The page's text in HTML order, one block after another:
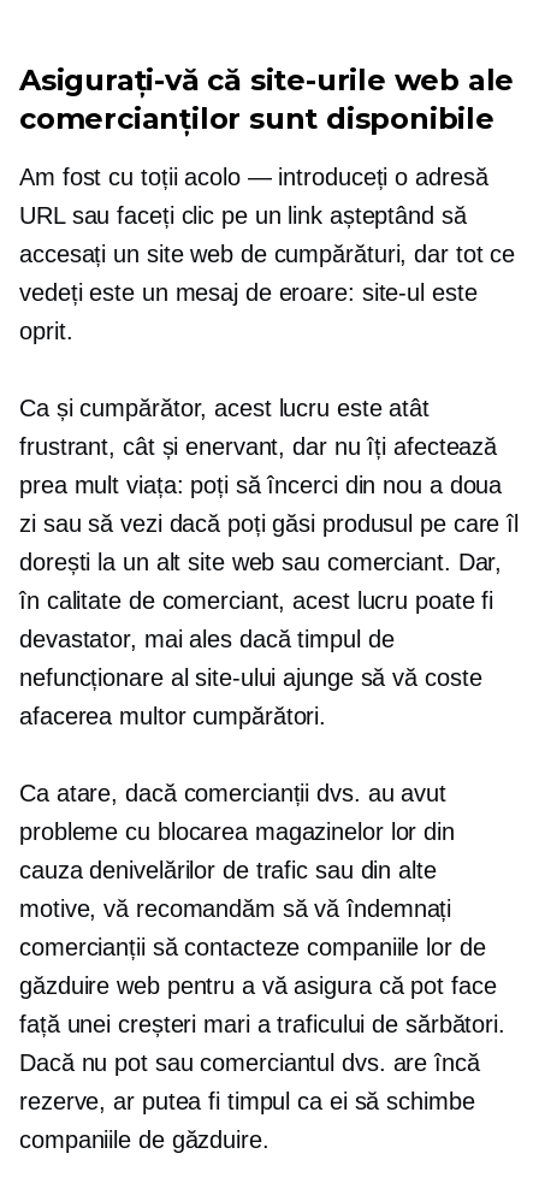
Asigurați-vă că site-urile web ale
comercianților sunt disponibile
Am fost cu toții acolo — introduceți o adresă
URL sau faceți clic pe un link așteptând să
accesați un site web de cumpărături, dar tot ce
vedeți este un mesaj de eroare: site-ul este
oprit.
Ca și cumpărător, acest lucru este atât
frustrant, cât și enervant, dar nu îți afectează
prea mult viața: poți să încerci din nou a doua
zi sau să vezi dacă poți găsi produsul pe care îl
dorești la un alt site web sau comerciant. Dar,
în calitate de comerciant, acest lucru poate fi
devastator, mai ales dacă timpul de
nefuncționare al site-ului ajunge să vă coste
afacerea multor cumpărători.
Ca atare, dacă comercianții dvs. au avut
probleme cu blocarea magazinelor lor din
cauza denivelărilor de trafic sau din alte
motive, vă recomandăm să vă îndemnați
comercianții să contacteze companiile lor de
găzduire web pentru a vă asigura că pot face
față unei creșteri mari a traficului de sărbători.
Dacă nu pot sau comerciantul dvs. are încă
rezerve, ar putea fi timpul ca ei să schimbe
companiile de găzduire.